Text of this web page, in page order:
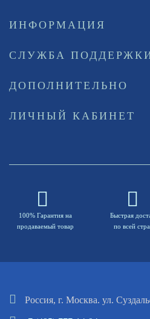
ИНФОРМАЦИЯ
СЛУЖБА
ДОПОЛНИТЕЛЬНО
ЛИЧНЫЙ КАБИНЕТ
100% Гарантия на
продаваемый товар
Быстрая
по всей
Россия, г. Москва. ул.